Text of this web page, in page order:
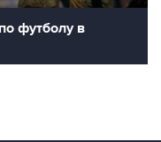
футболу в